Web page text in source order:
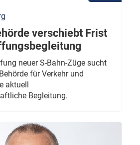
verschiebt Frist
neuer S-Bahn-Züge sucht
für Verkehr und
aktuell
Begleitung.